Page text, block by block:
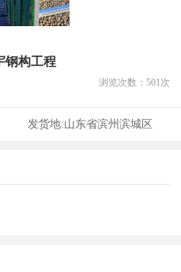
钢构工程
浏览次数： 501次
发货地:山东省滨州滨城区